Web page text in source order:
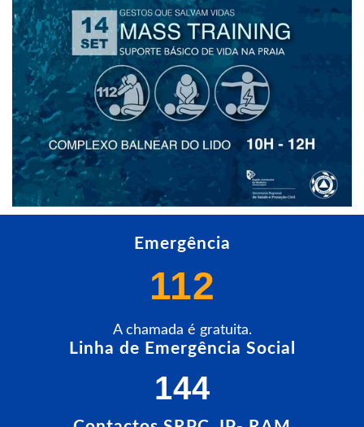
Emergência
112
A chamada é gratuita.
Linha de Emergência Social
144